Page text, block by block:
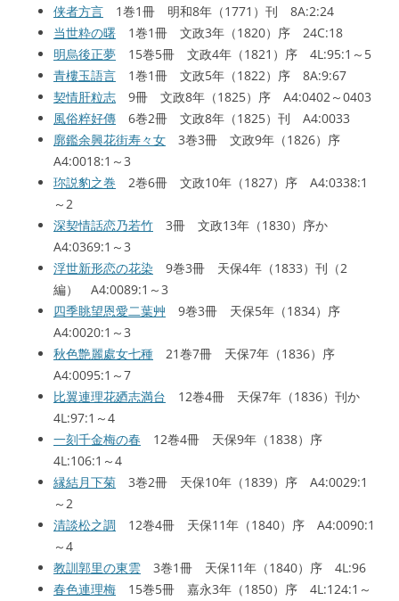
侠者方言 1巻1冊 明和8年（1771）刊 8A:2:24
当世粋の曙 1巻1冊 文政3年（1820）序 24C:18
明烏後正夢 15巻5冊 文政4年（1821）序 4L:95:1～5
青樓玉語言 1巻1冊 文政5年（1822）序 8A:9:67
契情肝粒志 9冊 文政8年（1825）序 A4:0402～0403
風俗粹好傳 6巻2冊 文政8年（1825）刊 A4:0033
廓鑑余興花街寿々女 3巻3冊 文政9年（1826）序
A4:0018:1～3
珎説豹之巻 2巻6冊 文政10年（1827）序 A4:0338:1
～2
深契情話恋乃若竹 3冊 文政13年（1830）序か
A4:0369:1～3
浮世新形恋の花染 9巻3冊 天保4年（1833）刊（2
編） A4:0089:1～3
四季眺望恩愛二葉艸 9巻3冊 天保5年（1834）序
A4:0020:1～3
秋色艶麗處女七種 21巻7冊 天保7年（1836）序
A4:0095:1～7
比翼連理花廼志満台 12巻4冊 天保7年（1836）刊か
4L:97:1～4
一刻千金梅の春 12巻4冊 天保9年（1838）序
4L:106:1～4
縁結月下菊 3巻2冊 天保10年（1839）序 A4:0029:1
～2
清談松之調 12巻4冊 天保11年（1840）序 A4:0090:1
～4
教訓郭里の東雲 3巻1冊 天保11年（1840）序 4L:96
春色連理梅 15巻5冊 嘉永3年（1850）序 4L:124:1～